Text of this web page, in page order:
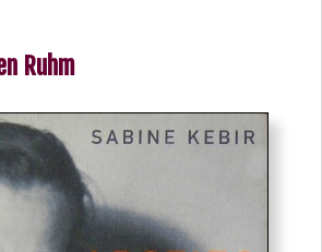
Ruhm